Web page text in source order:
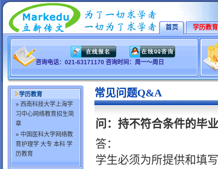
首页 学历教育
咨询电话：021-63171170 咨询时间：周一～周日
学历教育
» 西南科技大学上海学
习中心网络教育招生简
章
» 中国医科大学网络教
育护理学 大专 本科 学
历教育
常见问题Q&A
问：持不符合条件的毕
答：
学生必须为所提供和填